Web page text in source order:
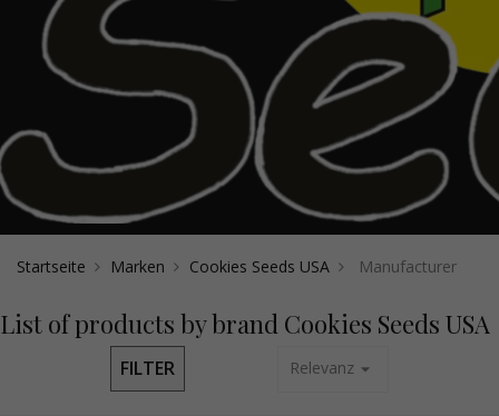
Startseite Marken Cookies Seeds USA Manufacturer
List of products by brand Cookies Seeds USA
FILTER Relevanzarrow_drop_down